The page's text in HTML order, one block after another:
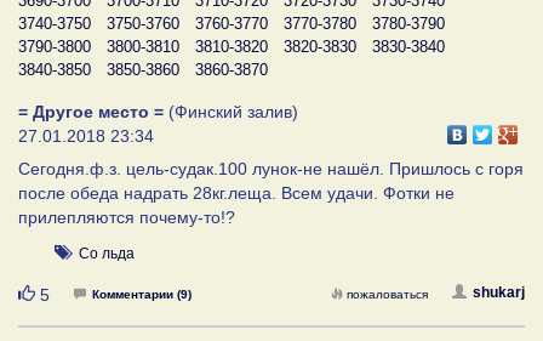
3740-3750
3750-3760 3760-3770 3770-3780
3780-3790
3790-3800
3800-3810 3810-3820 3820-3830
3830-3840
3840-3850
3850-3860 3860-3870
= Другое место = (Финский залив)
27.01.2018 23:34
Сегодня.ф.з. цель-судак.100 лунок-не нашёл. Пришлось с горя
после обеда надрать 28кг.леща. Всем удачи. Фотки не
прилепляются почему-то!?
Со льда
Нравится
5 Комментарии (9) shukarj
пожаловаться